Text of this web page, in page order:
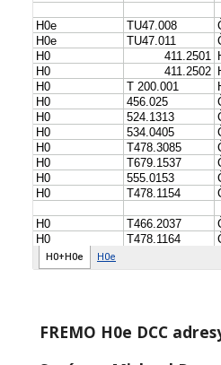
FREMO H0e DCC